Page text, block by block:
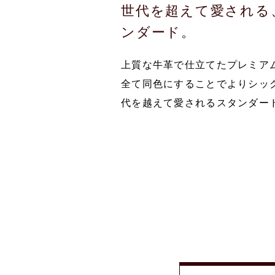
世代を超えて愛され
ンダード。
上質な牛革で仕立てたプレミ
全て同色にすることでよりシッ
代を越えて愛されるスタンダー